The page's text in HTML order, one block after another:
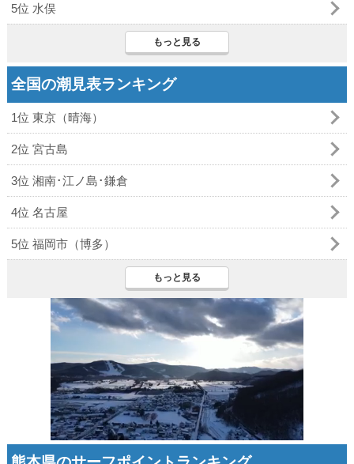
5位 水俣
もっと見る
全国の潮見表ランキング
1位 東京（晴海）
2位 宮古島
3位 湘南･江ノ島･鎌倉
4位 名古屋
5位 福岡市（博多）
もっと見る